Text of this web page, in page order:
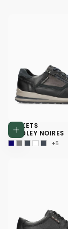
BASKETS
BRADLEY NOIRES
+5